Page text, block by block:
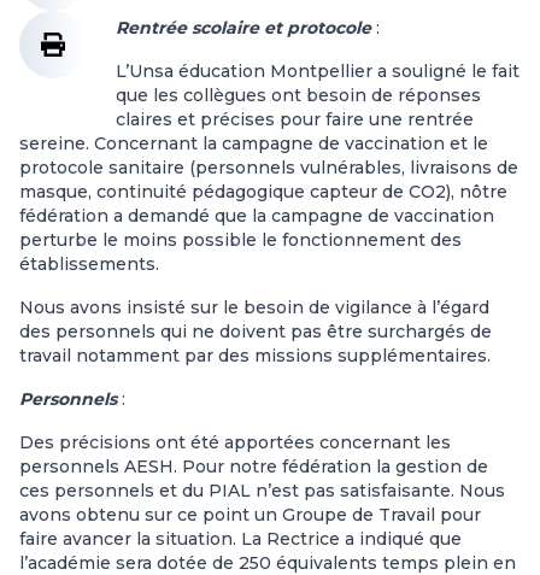
Rentrée scolaire et protocole:
L’Unsa éducation Montpellier a souligné le fait
que les collègues ont besoin de réponses
claires et précises pour faire une rentrée
sereine. Concernant la campagne de vaccination et le
protocole sanitaire (personnels vulnérables, livraisons de
masque, continuité pédagogique capteur de CO2), nôtre
fédération a demandé que la campagne de vaccination
perturbe le moins possible le fonctionnement des
établissements.
Nous avons insisté sur le besoin de vigilance à l’égard
des personnels qui ne doivent pas être surchargés de
travail notamment par des missions supplémentaires.
Personnels:
Des précisions ont été apportées concernant les
personnels AESH. Pour notre fédération la gestion de
ces personnels et du PIAL n’est pas satisfaisante. Nous
avons obtenu sur ce point un Groupe de Travail pour
faire avancer la situation. La Rectrice a indiqué que
l’académie sera dotée de 250 équivalents temps plein en